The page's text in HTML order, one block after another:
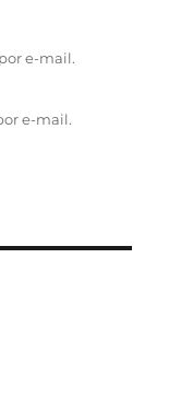
e-mail.
e-mail.